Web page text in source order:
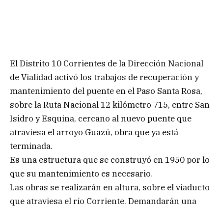
El Distrito 10 Corrientes de la Dirección Nacional
de Vialidad activó los trabajos de recuperación y
mantenimiento del puente en el Paso Santa Rosa,
sobre la Ruta Nacional 12 kilómetro 715, entre San
Isidro y Esquina, cercano al nuevo puente que
atraviesa el arroyo Guazú, obra que ya está
terminada.
Es una estructura que se construyó en 1950 por lo
que su mantenimiento es necesario.
Las obras se realizarán en altura, sobre el viaducto
que atraviesa el río Corriente. Demandarán una